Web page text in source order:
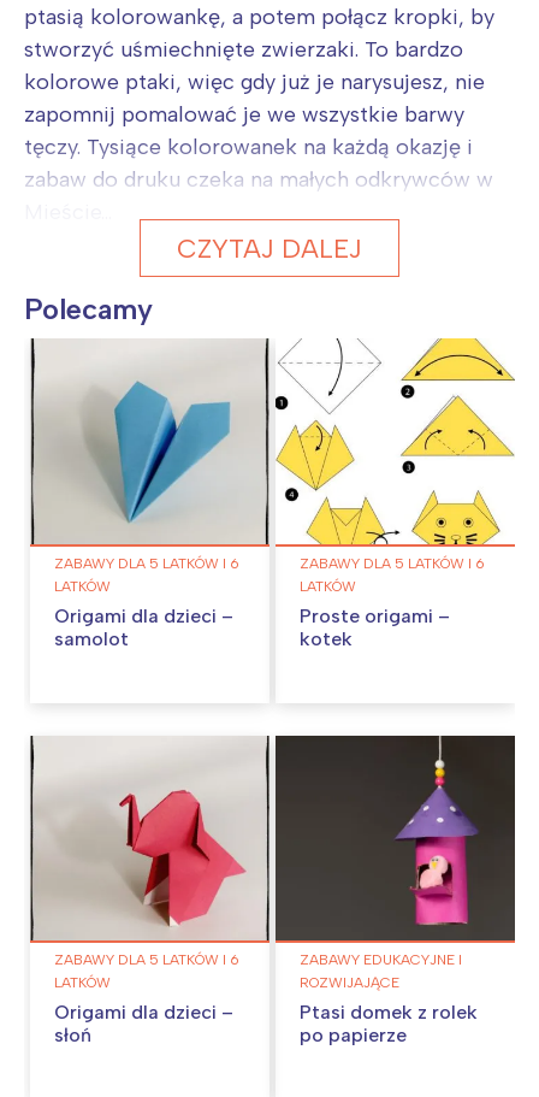
ptasią kolorowankę, a potem połącz kropki, by
stworzyć uśmiechnięte zwierzaki. To bardzo
kolorowe ptaki, więc gdy już je narysujesz, nie
zapomnij pomalować je we wszystkie barwy
tęczy. Tysiące kolorowanek na każdą okazję i
zabaw do druku czeka na małych odkrywców w
CZYTAJ DALEJ
Polecamy
ZABAWY DLA 5 LATKÓW I 6
LATKÓW
Origami dla dzieci –
samolot
ZABAWY DLA 5 LATKÓW I 6
LATKÓW
Proste origami –
kotek
ZABAWY DLA 5 LATKÓW I 6
LATKÓW
Origami dla dzieci –
słoń
ZABAWY EDUKACYJNE I
ROZWIJAJĄCE
Ptasi domek z rolek
po papierze